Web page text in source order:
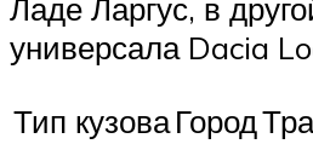
Ладе Ларгус, в
универсала Dacia
Тип кузоваГород